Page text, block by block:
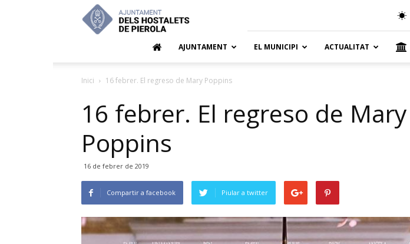
Hostalets
de
AJUNTAMENT EL MUNICIPI ACTUALITAT
Inici 16 febrer. El regreso de Mary Poppins
16 febrer. El regreso de Mary
Poppins
16 de febrer de 2019
Compartir a facebook Piular a twitter